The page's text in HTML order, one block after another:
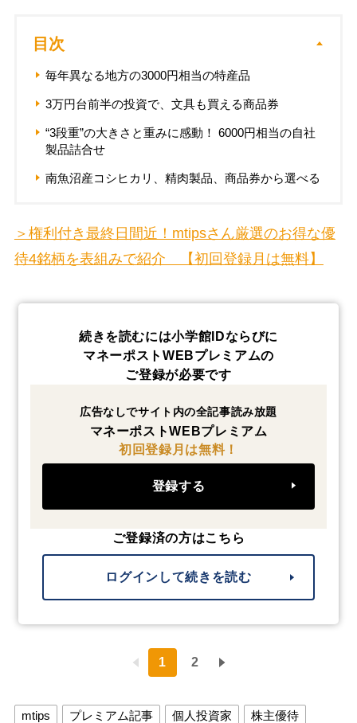
目次
毎年異なる地方の3000円相当の特産品
3万円台前半の投資で、文具も買える商品券
“3段重”の大きさと重みに感動！ 6000円相当の自社
製品詰合せ
南魚沼産コシヒカリ、精肉製品、商品券から選べる
＞権利付き最終日間近！mtipsさん厳選のお得な優
待4銘柄を表組みで紹介 【初回登録月は無料】
続きを読むには小学館IDならびに
マネーポストWEBプレミアムの
ご登録が必要です
広告なしでサイト内の全記事読み放題
マネーポストWEBプレミアム
初回登録月は無料！
登録する
ご登録済の方はこちら
ログインして続きを読む
1 2
mtips プレミアム記事 個人投資家
株主優待